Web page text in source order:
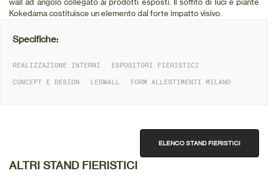
Kokedama costituisce un elemento dal forte impatto visivo.
Specifiche:
REALIZZAZIONE INTERNI
ESPOSITORI FIERISTICI
CONCEPT E DESIGN
LEDWALL FORM ALLESTIMENTI MILANO
ELENCO STAND FIERISTICI
ALTRI STAND FIERISTICI